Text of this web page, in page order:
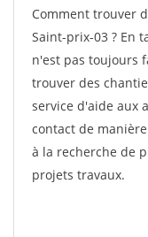
Comment trouver
Saint-prix-03 ? En
n'est pas toujours
trouver des
service d'aide aux
contact de
à la recherche de
projets travaux.